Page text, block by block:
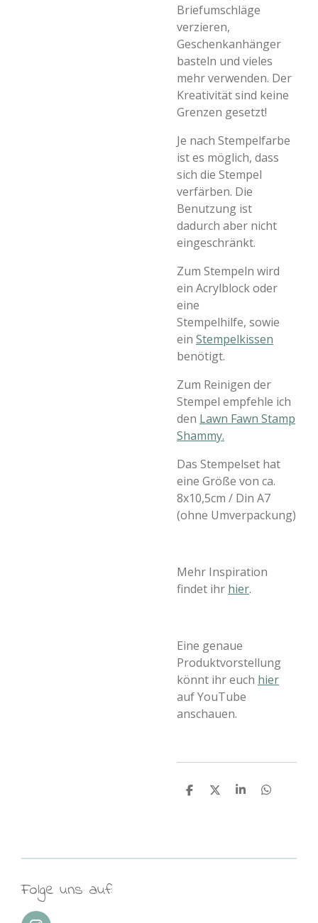
Briefumschläge
verzieren,
Geschenkanhänger
basteln und vieles
mehr verwenden. Der
Kreativität sind keine
Grenzen gesetzt!
Je nach Stempelfarbe
ist es möglich, dass
sich die Stempel
verfärben. Die
Benutzung ist
dadurch aber nicht
eingeschränkt.
Zum Stempeln wird
ein Acrylblock oder
eine
Stempelhilfe, sowie
ein Stempelkissen
benötigt.
Zum Reinigen der
Stempel empfehle ich
den Lawn Fawn Stamp
Shammy.
Das Stempelset hat
eine Größe von ca.
8x10,5cm / Din A7
(ohne Umverpackung)
Mehr Inspiration
findet ihr hier.
Eine genaue
Produktvorstellung
könnt ihr euch hier
auf YouTube
anschauen.
T
T
T
T
Folge uns auf: